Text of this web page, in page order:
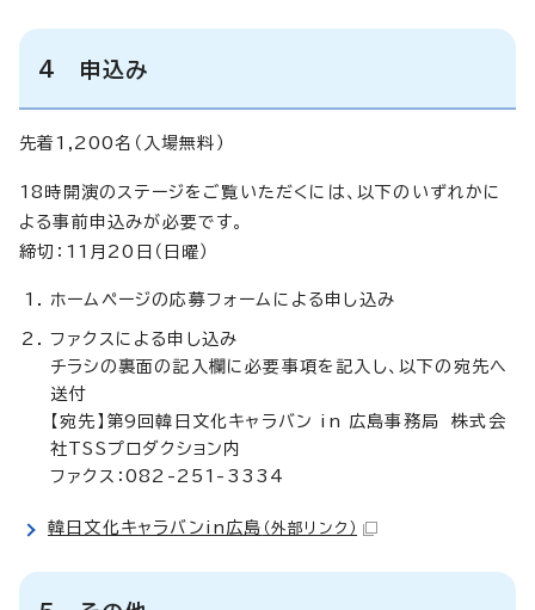
4 申込み
先着1,200名（入場無料）
18時開演のステージをご覧いただくには、以下のいずれかに
よる事前申込みが必要です。
締切：11月20日（日曜）
ホームページの応募フォームによる申し込み
ファクスによる申し込み
チラシの裏面の記入欄に必要事項を記入し、以下の宛先へ
送付
【宛先】第9回韓日文化キャラバン in 広島事務局 株式会
社TSSプロダクション内
ファクス：082-251-3334
韓日文化キャラバンin広島 （外部リンク）